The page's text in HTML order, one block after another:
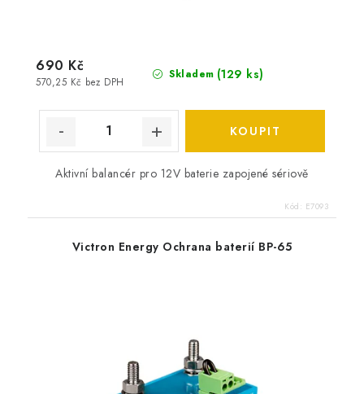
Skladem (129 ks)
570,25 Kč bez DPH
690 Kč
Aktivní balancér pro 12V baterie zapojené sériově
Kód: E7093
Victron Energy Ochrana baterií BP-65